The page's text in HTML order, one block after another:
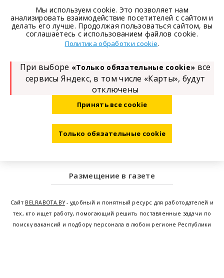
Размещение в газете
Сайт BELRABOTA.BY- удобный и понятный ресурс для работодателей и
тех, кто ищет работу, помогающий решить поставленные задачи по
поиску вакансий и подбору персонала в любом регионе Республики
Мы используем cookie. Это позволяет нам
анализировать взаимодействие посетителей с сайтом и
делать его лучше. Продолжая пользоваться сайтом, вы
соглашаетесь с использованием файлов cookie.
Политика обработки cookie.
При выборе «Только обязательные cookie» все
сервисы Яндекс, в том числе «Карты», будут
отключены
Принять все cookie
Только обязательные cookie